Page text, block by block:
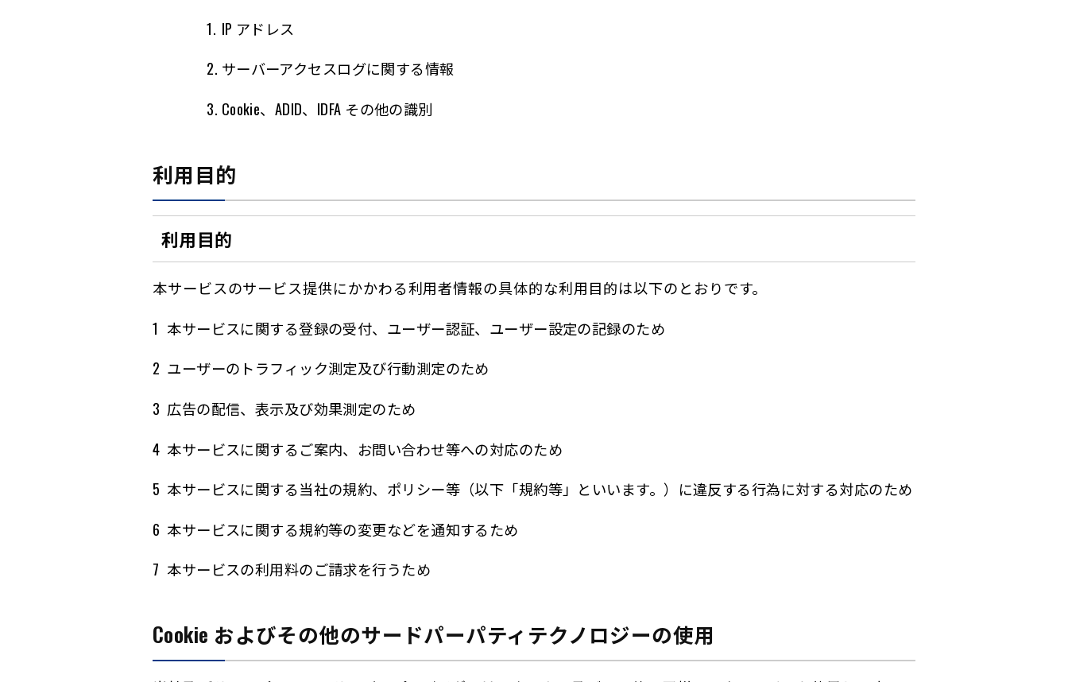
IP アドレス
サーバーアクセスログに関する情報
Cookie、ADID、IDFA その他の識別
利用目的
利用目的
本サービスのサービス提供にかかわる利用者情報の具体的な利用目的は以下のとおりです。
本サービスに関する登録の受付、ユーザー認証、ユーザー設定の記録のため
ユーザーのトラフィック測定及び行動測定のため
広告の配信、表示及び効果測定のため
本サービスに関するご案内、お問い合わせ等への対応のため
本サービスに関する当社の規約、ポリシー等（以下「規約等」といいます。）に違反する行為に対する対応のため
本サービスに関する規約等の変更などを通知するため
本サービスの利用料のご請求を行うため
Cookie およびその他のサードパーパティテクノロジーの使用